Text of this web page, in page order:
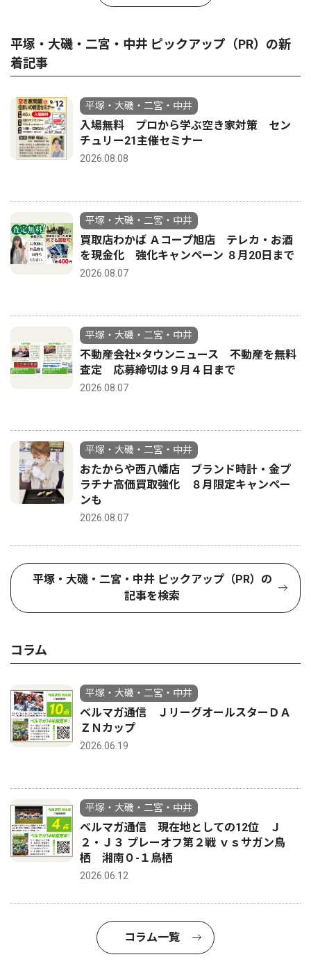
平塚・大磯・二宮・中井 ピックアップ（PR）の新
着記事
平塚・大磯・二宮・中井
入場無料 プロから学ぶ空き家対策 セン
チュリー21主催セミナー
2026.08.08
平塚・大磯・二宮・中井
買取店わかば Ａコープ旭店 テレカ・お酒
を現金化 強化キャンペーン ８月20日まで
2026.08.07
平塚・大磯・二宮・中井
不動産会社×タウンニュース 不動産を無料
査定 応募締切は９月４日まで
2026.08.07
平塚・大磯・二宮・中井
おたからや西八幡店 ブランド時計・金プ
ラチナ高価買取強化 ８月限定キャンペー
ンも
2026.08.07
平塚・大磯・二宮・中井 ピックアップ（PR）の
記事を検索
コラム
平塚・大磯・二宮・中井
ベルマガ通信 ＪリーグオールスターＤＡ
ＺＮカップ
2026.06.19
平塚・大磯・二宮・中井
ベルマガ通信 現在地としての12位 Ｊ
２・Ｊ３ プレーオフ第２戦 ｖｓサガン鳥
栖 湘南０-１鳥栖
2026.06.12
コラム一覧